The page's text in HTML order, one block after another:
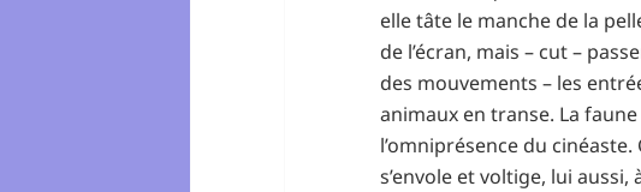
elle tâte le manche de la
de l’écran, mais – cut –
des mouvements – les
animaux en transe. La
l’omniprésence du
s’envole et voltige, lui aussi,